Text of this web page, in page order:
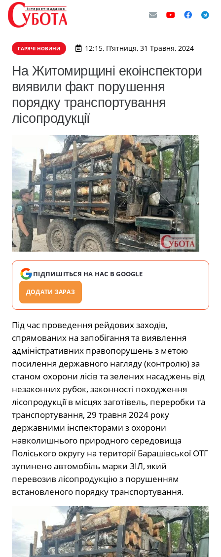
ГАРЯЧІ НОВИНИ 12:15, П’ятниця, 31 Травня, 2024
На Житомирщині екоінспектори
виявили факт порушення
порядку транспортування
лісопродукції
ПІДПИШІТЬСЯ НА НАС В GOOGLE
ДОДАТИ ЗАРАЗ
Під час проведення рейдових заходів,
спрямованих на запобігання та виявлення
адміністративних правопорушень з метою
посилення державного нагляду (контролю) за
станом охорони лісів та зелених насаджень від
незаконних рубок, законності походження
лісопродукції в місцях заготівель, переробки та
транспортування, 29 травня 2024 року
державними інспекторами з охорони
навколишнього природного середовища
Поліського округу на території Барашівської ОТГ
зупинено автомобіль марки ЗІЛ, який
перевозив лісопродукцію з порушенням
встановленого порядку транспортування.